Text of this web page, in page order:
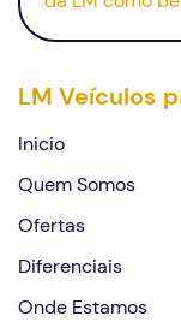
LM Veículos
Inicio
Quem Somos
Ofertas
Diferenciais
Onde Estamos